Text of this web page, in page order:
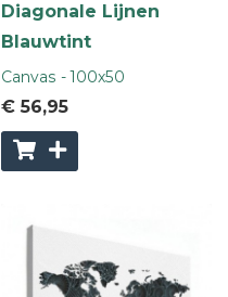
Diagonale Lijnen
Blauwtint
Canvas - 100x50
€ 56,95